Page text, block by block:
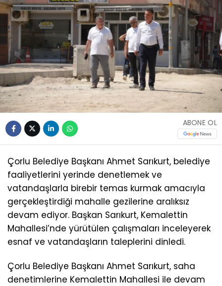
ABONE OL
Çorlu Belediye Başkanı Ahmet Sarıkurt, belediye
faaliyetlerini yerinde denetlemek ve
vatandaşlarla birebir temas kurmak amacıyla
gerçekleştirdiği mahalle gezilerine aralıksız
devam ediyor. Başkan Sarıkurt, Kemalettin
Mahallesi’nde yürütülen çalışmaları inceleyerek
esnaf ve vatandaşların taleplerini dinledi.
Çorlu Belediye Başkanı Ahmet Sarıkurt, saha
denetimlerine Kemalettin Mahallesi ile devam